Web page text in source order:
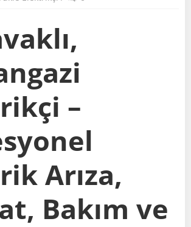
–
Arıza,
Bakım ve